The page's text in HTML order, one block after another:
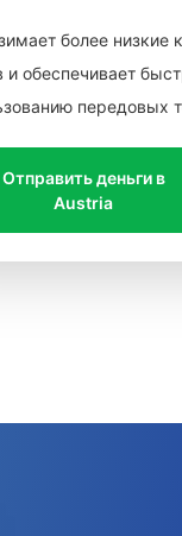
более
и обеспечивает
передовых
Отправить деньги в
Austria